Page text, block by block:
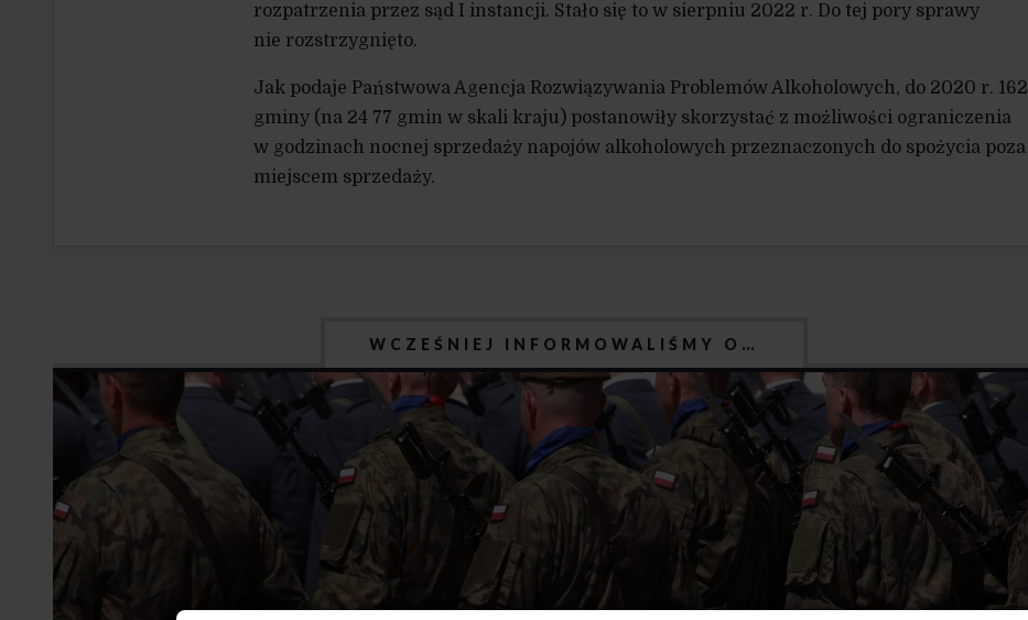
rozpatrzenia przez sąd I instancji. Stało się to w sierpniu 2022 r. Do tej pory sprawy
nie rozstrzygnięto.
Jak podaje Państwowa Agencja Rozwiązywania Problemów Alkoholowych, do 2020 r. 162
gminy (na 24 77 gmin w skali kraju) postanowiły skorzystać z możliwości ograniczenia
w godzinach nocnej sprzedaży napojów alkoholowych przeznaczonych do spożycia poza
miejscem sprzedaży.
WCZEŚNIEJ INFORMOWALIŚMY O…